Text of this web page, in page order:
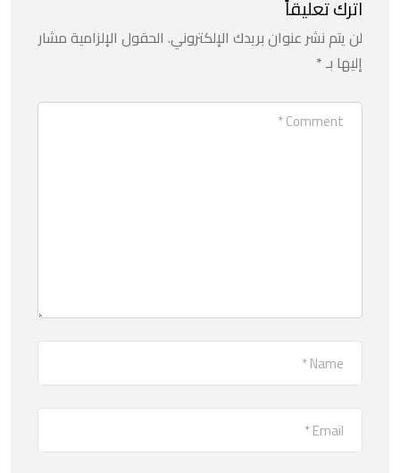
اترك تعليقاً
لن يتم نشر عنوان بريدك الإلكتروني. الحقول الإلزامية مشار
إليها بـ*